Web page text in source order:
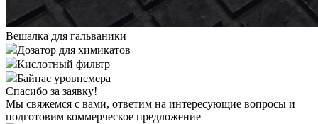
Вешалка для гальваники
Дозатор для химикатов
Кислотный фильтр
Байпас уровнемера
Спасибо за заявку!
Мы свяжемся с вами, ответим на интересующие вопросы и
подготовим коммерческое предложение